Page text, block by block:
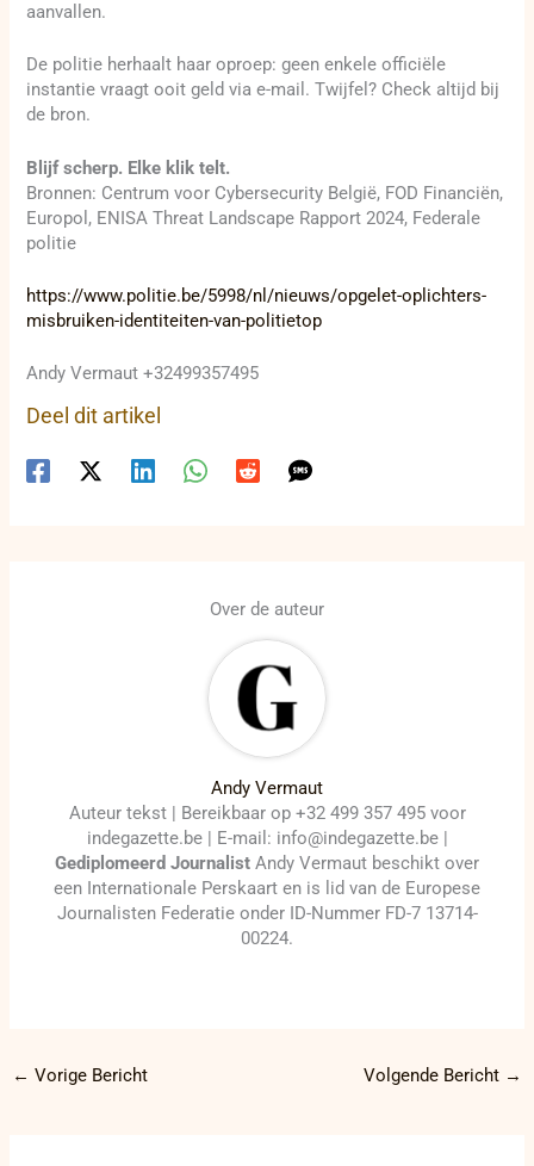
aanvallen.
De politie herhaalt haar oproep: geen enkele officiële
instantie vraagt ooit geld via e-mail. Twijfel? Check altijd bij
de bron.
Blijf scherp. Elke klik telt.
Bronnen: Centrum voor Cybersecurity België, FOD Financiën,
Europol, ENISA Threat Landscape Rapport 2024, Federale
politie
https://www.politie.be/5998/nl/nieuws/opgelet-oplichters-
misbruiken-identiteiten-van-politietop
Andy Vermaut +32499357495
Deel dit artikel
Over de auteur
Andy Vermaut
Auteur tekst | Bereikbaar op +32 499 357 495 voor
indegazette.be | E-mail: info@indegazette.be |
Gediplomeerd Journalist Andy Vermaut beschikt over
een Internationale Perskaart en is lid van de Europese
Journalisten Federatie onder ID-Nummer FD-7 13714-
00224.
← Vorige Bericht Volgende Bericht →